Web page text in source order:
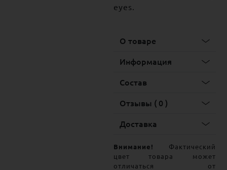
eyes.
О товаре
Информация
Состав
Отзывы ( 0 )
Доставка
Внимание!
Фактический
цвет товара может
отличаться от